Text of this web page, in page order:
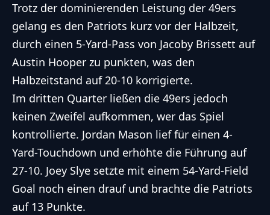
Trotz der dominierenden Leistung der 49ers
gelang es den Patriots kurz vor der Halbzeit,
durch einen 5-Yard-Pass von Jacoby Brissett auf
Austin Hooper zu punkten, was den
Halbzeitstand auf 20-10 korrigierte.
Im dritten Quarter ließen die 49ers jedoch
keinen Zweifel aufkommen, wer das Spiel
kontrollierte. Jordan Mason lief für einen 4-
Yard-Touchdown und erhöhte die Führung auf
27-10. Joey Slye setzte mit einem 54-Yard-Field
Goal noch einen drauf und brachte die Patriots
auf 13 Punkte.